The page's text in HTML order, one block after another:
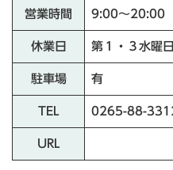
営業時間 9:00〜20:00
休業日 第１・３水曜日
駐車場 有
TEL 0265-88-
URL